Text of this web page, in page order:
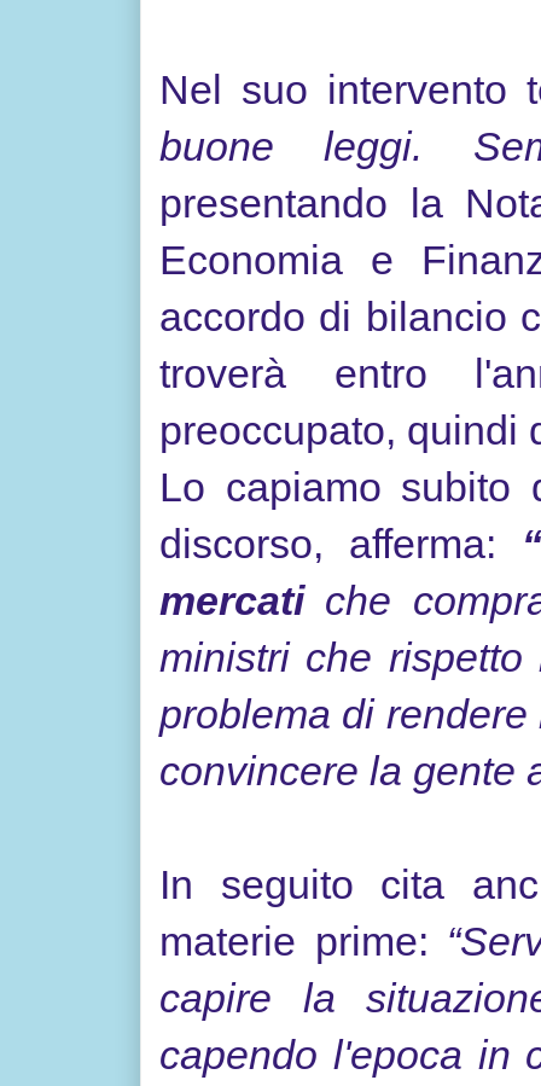
Nel suo intervento
buone leggi.
presentando la
Economia e
accordo di bilancio
troverà entro
preoccupato,
Lo capiamo subito
discorso, afferma:
mercatiche
ministri che
problema di
convincere la gente
In seguito cita
materie prime:
capire la
capendo l'epoca in